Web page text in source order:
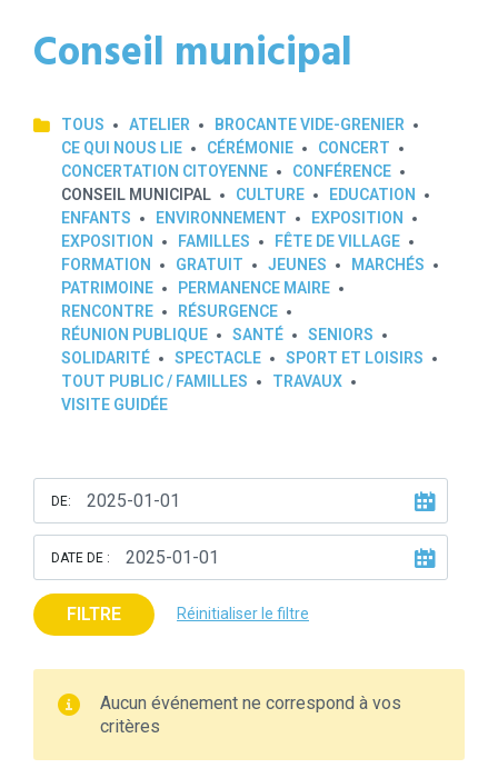
Conseil municipal
TOUS ATELIER
BROCANTE VIDE-GRENIER
CE QUI NOUS LIE
CÉRÉMONIE
CONCERT
CONCERTATION CITOYENNE
CONFÉRENCE
CONSEIL MUNICIPAL
CULTURE
EDUCATION
ENFANTS
ENVIRONNEMENT
EXPOSITION
EXPOSITION
FAMILLES
FÊTE DE VILLAGE
FORMATION
GRATUIT JEUNES
MARCHÉS
PATRIMOINE
PERMANENCE MAIRE
RENCONTRE
RÉSURGENCE
RÉUNION PUBLIQUE
SANTÉ
SENIORS
SOLIDARITÉ
SPECTACLE
SPORT ET LOISIRS
TOUT PUBLIC / FAMILLES
TRAVAUX
VISITE GUIDÉE
DE:
DATE DE :
FILTRE Réinitialiser le filtre
Aucun événement ne correspond à vos
critères